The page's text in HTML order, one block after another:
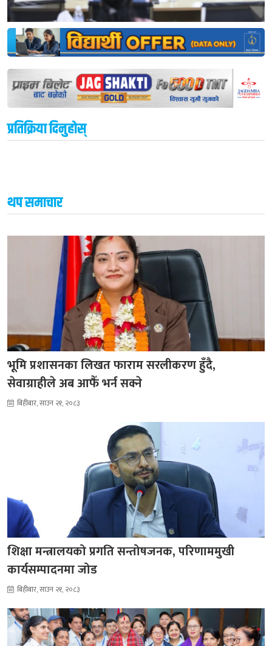
प्रतिक्रिया दिनुहोस्
थप समाचार
भूमि प्रशासनका लिखत फाराम सरलीकरण हुँदै,
सेवाग्राहीले अब आफैँ भर्न सक्ने
बिहीबार, साउन २१, २०८३
शिक्षा मन्त्रालयको प्रगति सन्तोषजनक, परिणाममुखी
कार्यसम्पादनमा जोड
बिहीबार, साउन २१, २०८३